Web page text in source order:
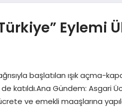
Eylemi
başlatılan ışık açma-
katıldı.Ana Gündem: Asgari
ve emekli maaşlarına